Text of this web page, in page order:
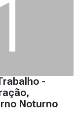
-
Noturno